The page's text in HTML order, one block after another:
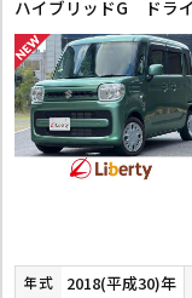
年式 2018(平成30)年